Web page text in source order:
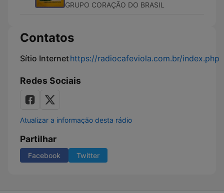
GRUPO CORAÇÃO DO BRASIL
Contatos
Sítio Internethttps://radiocafeviola.com.br/index.php
Redes Sociais
Atualizar a informação desta rádio
Partilhar
Facebook Twitter